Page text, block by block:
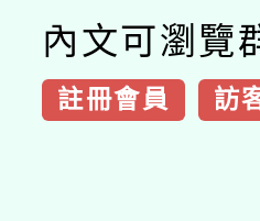
內文可瀏覽
註冊會員 訪